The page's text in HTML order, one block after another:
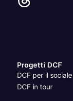
Progetti DCF
DCF per il sociale
DCF in tour